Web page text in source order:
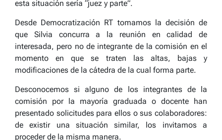
esta situación sería “juez y parte”.
Desde Democratización RT tomamos la decisión de
que Silvia concurra a la reunión en calidad de
interesada, pero no de integrante de la comisión en el
momento en que se traten las altas, bajas y
modificaciones de la cátedra de la cual forma parte.
Desconocemos si alguno de los integrantes de la
comisión por la mayoría graduada o docente han
presentado solicitudes para ellos o sus colaboradores:
de existir una situación similar, los invitamos a
proceder de la misma manera.